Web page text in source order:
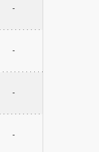
-
-
-
-